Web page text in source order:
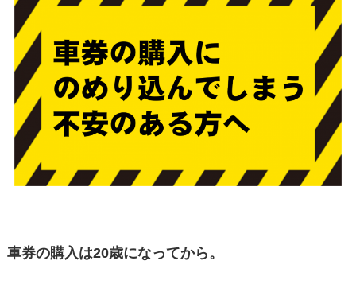
車券の購入は20歳になってから。